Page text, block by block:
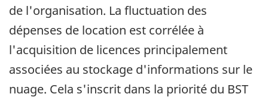
de l'organisation. La fluctuation des
dépenses de location est corrélée à
l'acquisition de licences principalement
associées au stockage d'informations sur le
nuage. Cela s'inscrit dans la priorité du BST